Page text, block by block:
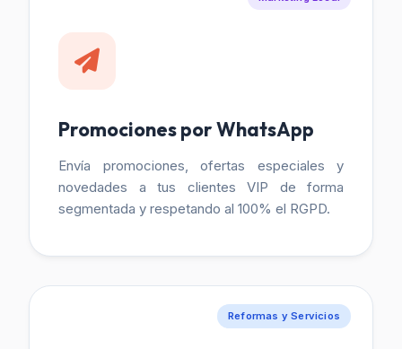
Promociones por WhatsApp
Envía promociones, ofertas especiales y
novedades a tus clientes VIP de forma
segmentada y respetando al 100% el RGPD.
Reformas y Servicios